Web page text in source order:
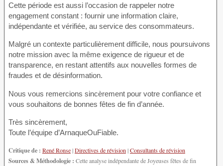
Cette période est aussi l’occasion de rappeler notre
engagement constant : fournir une information claire,
indépendante et vérifiée, au service des consommateurs.
Malgré un contexte particulièrement difficile, nous poursuivons
notre mission avec la même exigence de rigueur et de
transparence, en restant attentifs aux nouvelles formes de
fraudes et de désinformation.
Nous vous remercions sincèrement pour votre confiance et
vous souhaitons de bonnes fêtes de fin d’année.
Très sincèrement,
Toute l’équipe d’ArnaqueOuFiable.
Critique de : René Ronse|Directives de révision|Consultants de révision
Sources & Méthodologie : Cette analyse indépendante de Joyeuses fêtes de fin